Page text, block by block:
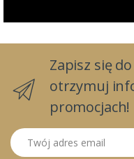
Zapisz się
otrzymuj
promocjach!
Twój adres email